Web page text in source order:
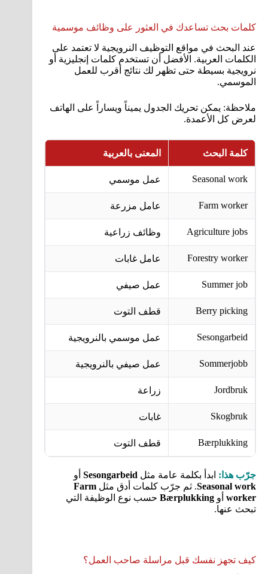
كلمات بحث تساعدك في العثور على وظائف موسمية
عند البحث في مواقع التوظيف النرويجية لا تعتمد على
الكلمات العربية. الأفضل أن تستخدم كلمات إنجليزية أو
نرويجية بسيطة حتى تظهر لك نتائج أقرب للعمل
الموسمي.
ملاحظة: يمكن تحريك الجدول يميناً ويساراً على الهاتف
لعرض كل الأعمدة.
كلمة البحث المعنى بالعربية
Seasonal work عمل موسمي
Farm worker عامل مزرعة
Agriculture jobs وظائف زراعية
Forestry worker عامل غابات
Summer job عمل صيفي
Berry picking قطف التوت
Sesongarbeid عمل موسمي بالنرويجية
Sommerjobb عمل صيفي بالنرويجية
Jordbruk زراعة
Skogbruk غابات
Bærplukking قطف التوت
جرّب هذا: ابدأ بكلمة عامة مثل Sesongarbeid أو
Seasonal work. ثم جرّب كلمات أدق مثل Farm
worker أو Bærplukking حسب نوع الوظيفة التي
تبحث عنها.
كيف تجهز نفسك قبل مراسلة صاحب العمل؟